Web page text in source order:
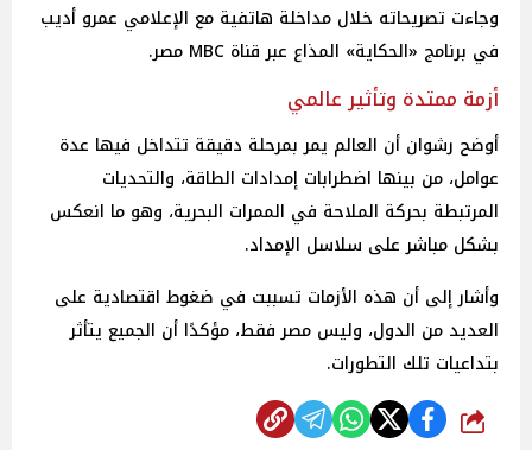
وجاءت تصريحاته خلال مداخلة هاتفية مع الإعلامي عمرو أديب
في برنامج «الحكاية» المذاع عبر قناة MBC مصر.
أزمة ممتدة وتأثير عالمي
أوضح رشوان أن العالم يمر بمرحلة دقيقة تتداخل فيها عدة
عوامل، من بينها اضطرابات إمدادات الطاقة، والتحديات
المرتبطة بحركة الملاحة في الممرات البحرية، وهو ما انعكس
بشكل مباشر على سلاسل الإمداد.
وأشار إلى أن هذه الأزمات تسببت في ضغوط اقتصادية على
العديد من الدول، وليس مصر فقط، مؤكدًا أن الجميع يتأثر
بتداعيات تلك التطورات.
شارك